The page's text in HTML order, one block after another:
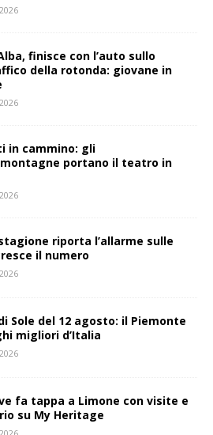
finisce con l’auto sullo
della rotonda: giovane in
in cammino: gli
portano il teatro in
riporta l’allarme sulle
il numero
Sole del 12 agosto: il Piemonte
migliori d’Italia
fa tappa a Limone con visite e
su My Heritage